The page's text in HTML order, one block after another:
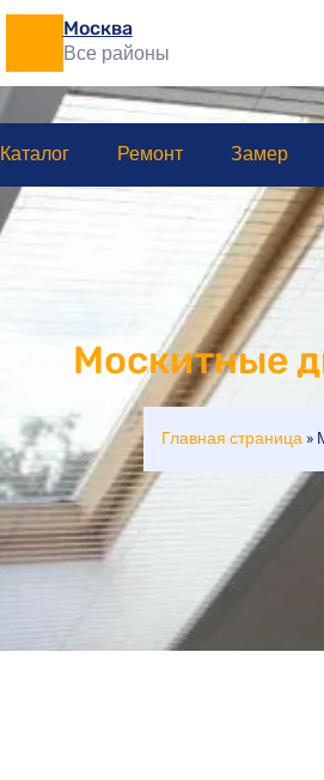
Москва
Все районы
Каталог Ремонт Замер
Москитные
Главная страница »